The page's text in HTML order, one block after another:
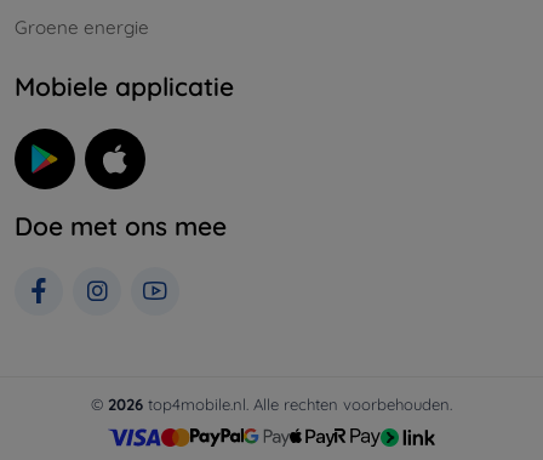
Groene energie
Mobiele applicatie
Doe met ons mee
© 2026 top4mobile.nl. Alle rechten voorbehouden.